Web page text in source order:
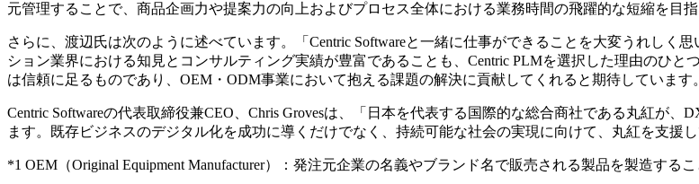
元管理することで、商品企画力や提案力の向上およびプロセス全体における業務時間の飛躍的な短縮を目指
さらに、渡辺氏は次のように述べています。「Centric Softwareと一緒に仕事ができることを大変うれしく
ション業界における知見とコンサルティング実績が豊富であることも、Centric PLMを選択した理由のひ
は信頼に足るものであり、OEM・ODM事業において抱える課題の解決に貢献してくれると期待しています
Centric Softwareの代表取締役兼CEO、Chris Grovesは、「日本を代表する国際的な総合商社である丸紅が
ます。既存ビジネスのデジタル化を成功に導くだけでなく、持続可能な社会の実現に向けて、丸紅を支援
*1 OEM（Original Equipment Manufacturer）：発注元企業の名義やブランド名で販売される製品を製造するこ